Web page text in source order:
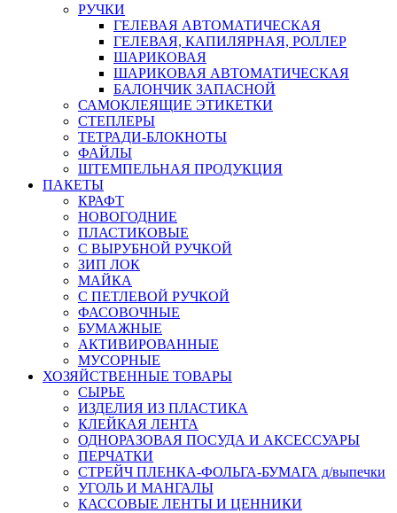
РУЧКИ
ГЕЛЕВАЯ АВТОМАТИЧЕСКАЯ
ГЕЛЕВАЯ, КАПИЛЯРНАЯ, РОЛЛЕР
ШАРИКОВАЯ
ШАРИКОВАЯ АВТОМАТИЧЕСКАЯ
БАЛОНЧИК ЗАПАСНОЙ
САМОКЛЕЯЩИЕ ЭТИКЕТКИ
СТЕПЛЕРЫ
ТЕТРАДИ-БЛОКНОТЫ
ФАЙЛЫ
ШТЕМПЕЛЬНАЯ ПРОДУКЦИЯ
ПАКЕТЫ
КРАФТ
НОВОГОДНИЕ
ПЛАСТИКОВЫЕ
С ВЫРУБНОЙ РУЧКОЙ
ЗИП ЛОК
МАЙКА
С ПЕТЛЕВОЙ РУЧКОЙ
ФАСОВОЧНЫЕ
БУМАЖНЫЕ
АКТИВИРОВАННЫЕ
МУСОРНЫЕ
ХОЗЯЙСТВЕННЫЕ ТОВАРЫ
СЫРЬЕ
ИЗДЕЛИЯ ИЗ ПЛАСТИКА
КЛЕЙКАЯ ЛЕНТА
ОДНОРАЗОВАЯ ПОСУДА И АКСЕССУАРЫ
ПЕРЧАТКИ
СТРЕЙЧ ПЛЕНКА-ФОЛЬГА-БУМАГА д/выпечки
УГОЛЬ И МАНГАЛЫ
КАССОВЫЕ ЛЕНТЫ И ЦЕННИКИ